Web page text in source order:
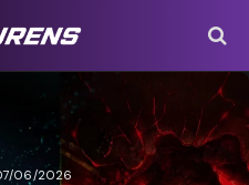
06/2026